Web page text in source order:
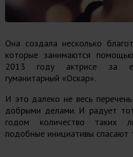
Она создала несколько
которые занимаются
2013 году актрисе за
гуманитарный «Оскар».
И это далеко не весь
добрыми делами. И радует
годом количество таких
подобные инициативы спасают